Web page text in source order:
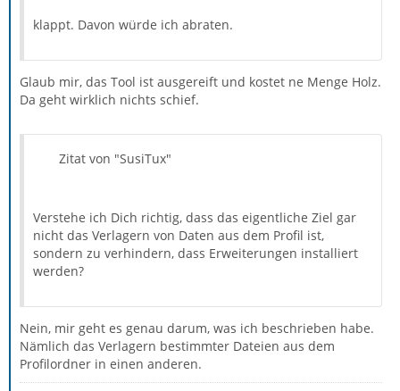
klappt. Davon würde ich abraten.
Glaub mir, das Tool ist ausgereift und kostet ne Menge Holz.
Da geht wirklich nichts schief.
Zitat von "SusiTux"
Verstehe ich Dich richtig, dass das eigentliche Ziel gar
nicht das Verlagern von Daten aus dem Profil ist,
sondern zu verhindern, dass Erweiterungen installiert
werden?
Nein, mir geht es genau darum, was ich beschrieben habe.
Nämlich das Verlagern bestimmter Dateien aus dem
Profilordner in einen anderen.